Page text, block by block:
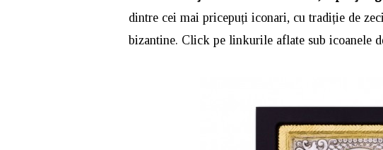
dintre cei mai pricepuți iconari, cu tradiție de
bizantine. Click pe linkurile aflate sub icoanele